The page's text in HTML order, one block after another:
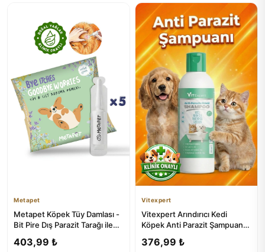
Metapet
Metapet Köpek Tüy Damlası -
Bit Pire Dış Parazit Tarağı ile
403,99 ₺
Vitexpert
Vitexpert Arındırıcı Kedi
Köpek Anti Parazit Şampuan
376,99 ₺